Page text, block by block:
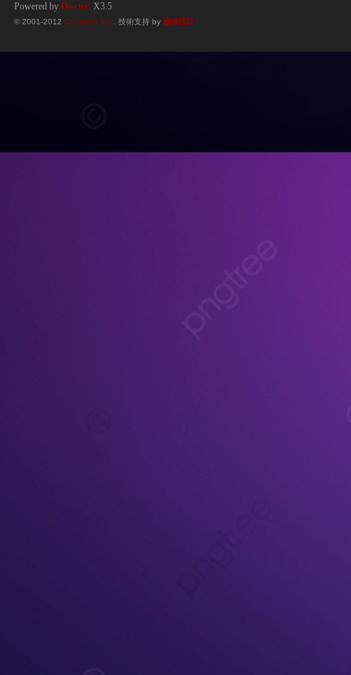
Powered by Discuz! X3.5
© 2001-2012 Comsenz Inc. . 技術支持 by 巔峰設計